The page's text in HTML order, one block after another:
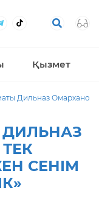
Қызмет
Дильназ
СЕНІМ